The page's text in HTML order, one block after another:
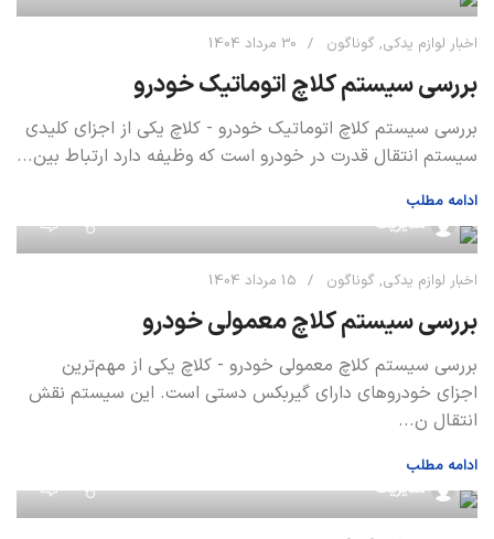
اخبار لوازم یدکی, گوناگون 30 مرداد 1404
بررسی سیستم کلاچ اتوماتیک خودرو
بررسی سیستم کلاچ اتوماتیک خودرو - کلاچ یکی از اجزای کلیدی
سیستم انتقال قدرت در خودرو است که وظیفه دارد ارتباط بین...
ادامه مطلب
مدیریت
اخبار لوازم یدکی, گوناگون 15 مرداد 1404
بررسی سیستم کلاچ معمولی خودرو
بررسی سیستم کلاچ معمولی خودرو - کلاچ یکی از مهم‌ترین
اجزای خودروهای دارای گیربکس دستی است. این سیستم نقش
انتقال ن...
ادامه مطلب
مدیریت